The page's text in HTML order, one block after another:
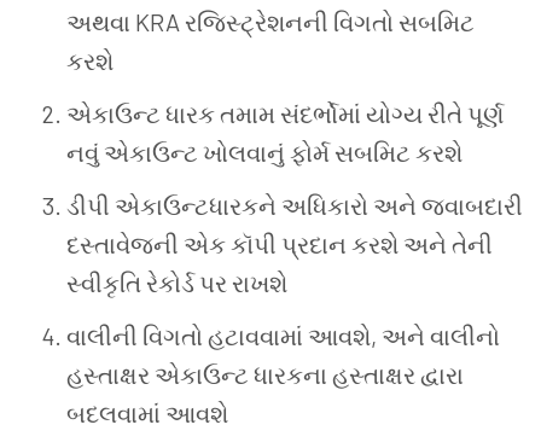
અથવા KRA રજિસ્ટ્રેશનની વિગતો સબમિટ
કરશે
એકાઉન્ટ ધારક તમામ સંદર્ભોમાં યોગ્ય રીતે પૂર્ણ
નવું એકાઉન્ટ ખોલવાનું ફોર્મ સબમિટ કરશે
ડીપી એકાઉન્ટધારકને અધિકારો અને જવાબદારી
દસ્તાવેજની એક કૉપી પ્રદાન કરશે અને તેની
સ્વીકૃતિ રેકોર્ડ પર રાખશે
વાલીની વિગતો હટાવવામાં આવશે, અને વાલીનો
હસ્તાક્ષર એકાઉન્ટ ધારકના હસ્તાક્ષર દ્વારા
બદલવામાં આવશે